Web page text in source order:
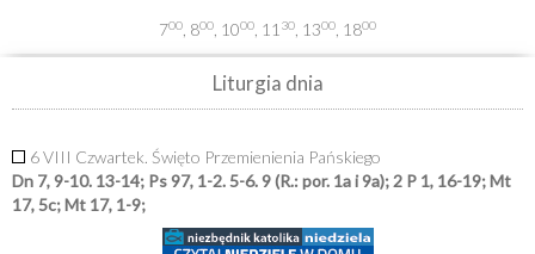
700 , 800 , 1000 , 11 30 , 1300 , 1800
Liturgia dnia
6 VIII Czwartek. Święto Przemienienia Pańskiego
Dn 7, 9-10. 13-14; Ps 97, 1-2. 5-6. 9 (R.: por. 1a i 9a); 2 P 1, 16-19; Mt
17, 5c; Mt 17, 1-9;